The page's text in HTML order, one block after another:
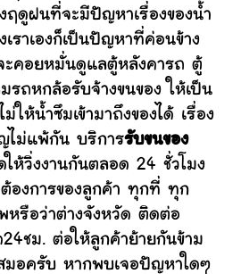
ฤดูฝนที่จะมีปัญหาเรื่องของน้ำ
เราเองก็เป็นปัญหาที่ค่อนข้าง
ะคอยหมั่นดูแลตู้หลังคารถ ตู้
รถหกล้อรับจ้างขนของ ให้เป็น
ให้น้ำซึมเข้ามาถึงของได้ เรื่อง
ไม่แพ้กัน บริการรับขนของ
ดให้วิ่งงานกันตลอด 24 ชั่วโมง
ต้องการของลูกค้า ทุกที่ ทุก
พหรือว่าต่างจังหวัด ติดต่อ
ชม. ต่อให้ลูกค้าย้ายกันข้าม
มอครับ หากพบเจอปัญหาใดๆ